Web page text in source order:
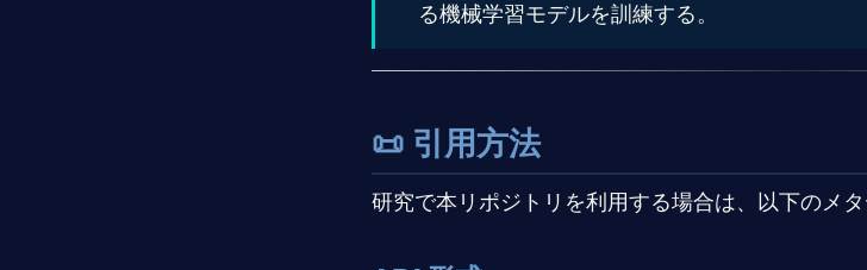
る機械学習モデルを訓練する。
📜 引用方法
研究で本リポジトリを利用する場合は、以下のメ